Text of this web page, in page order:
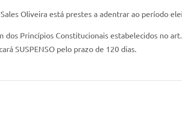
Oliveira está prestes a adentrar ao período
Princípios Constitucionais estabelecidos no
SUSPENSO pelo prazo de 120 dias.